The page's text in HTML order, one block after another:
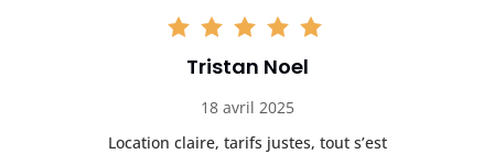
Tristan Noel
18 avril 2025
Location claire, tarifs justes, tout s’est